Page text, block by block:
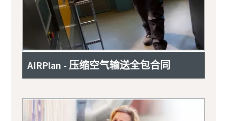
AIRPlan - 压缩空气输送全包合同